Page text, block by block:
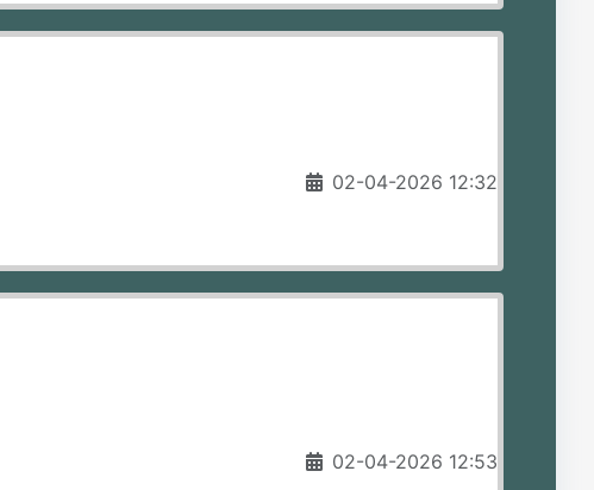
02-04-2026 12:32
02-04-2026 12:53